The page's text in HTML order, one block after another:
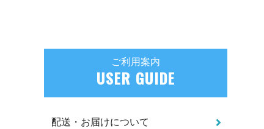
ご利用案内
USER GUIDE
配送・お届けについて